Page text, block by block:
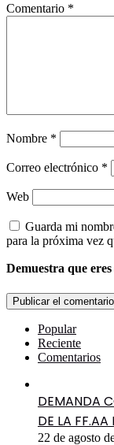
Comentario *
Nombre *
Correo electrónico *
Web
Guarda mi
para la próxima vez
Demuestra que
Popular
Reciente
Comentarios
DEMANDA
DE LA FF.AA
22 de agosto